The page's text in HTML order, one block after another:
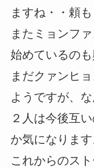
ますね・・頼も
またミョンフ
始めているのも
まだクァンヒ
ようですが、
２人は今後互
か気になります
これからのス